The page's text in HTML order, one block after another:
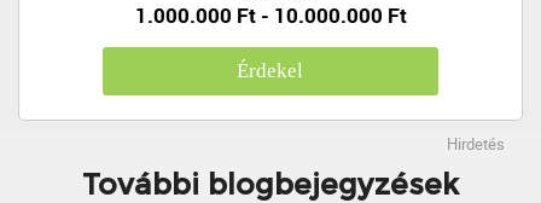
1.000.000 Ft - 10.000.000 Ft
Érdekel
Hirdetés
További blogbejegyzések